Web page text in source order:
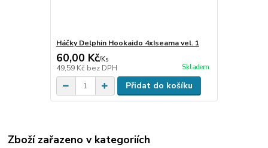
Háčky Delphin Hookaido 4xIseama vel. 1
60,00 Kč/Ks
49,59 Kč bez DPH Skladem
Přidat do košíku
Zboží zařazeno v kategoriích